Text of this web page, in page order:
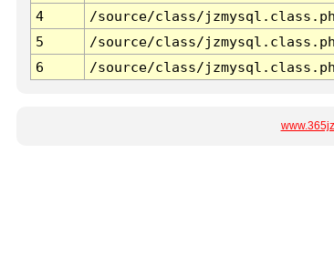
4
/source/class/
5
/source/class/
6
/source/class/